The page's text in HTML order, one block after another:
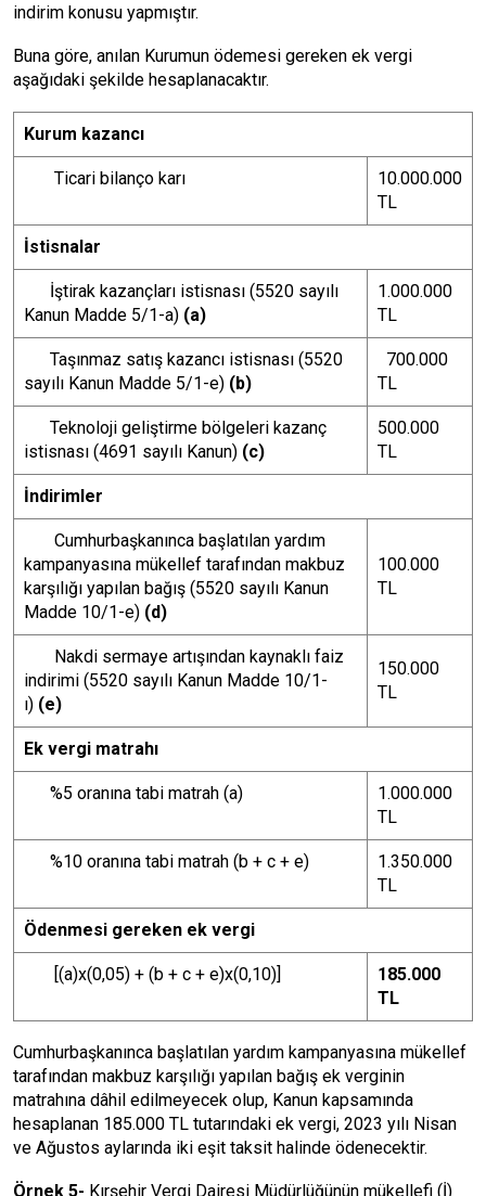
indirim konusu yapmıştır.
Buna göre, anılan Kurumun ödemesi gereken ek vergi
aşağıdaki şekilde hesaplanacaktır.
Kurum kazancı
Ticari bilanço karı
10.000.000
TL
İstisnalar
İştirak kazançları istisnası (5520 sayılı
Kanun Madde 5/1-a) (a)
1.000.000
TL
Taşınmaz satış kazancı istisnası (5520
sayılı Kanun Madde 5/1-e) (b)
700.000
TL
Teknoloji geliştirme bölgeleri kazanç
istisnası (4691 sayılı Kanun) (c)
500.000
TL
İndirimler
Cumhurbaşkanınca başlatılan yardım
kampanyasına mükellef tarafından makbuz
karşılığı yapılan bağış (5520 sayılı Kanun
Madde 10/1-e) (d)
100.000
TL
Nakdi sermaye artışından kaynaklı faiz
indirimi (5520 sayılı Kanun Madde 10/1-
ı) (e)
150.000
TL
Ek vergi matrahı
%5 oranına tabi matrah (a)
1.000.000
TL
%10 oranına tabi matrah (b + c + e)
1.350.000
TL
Ödenmesi gereken ek vergi
[(a)x(0,05) + (b + c + e)x(0,10)]
185.000
TL
Cumhurbaşkanınca başlatılan yardım kampanyasına mükellef
tarafından makbuz karşılığı yapılan bağış ek verginin
matrahına dâhil edilmeyecek olup, Kanun kapsamında
hesaplanan 185.000 TL tutarındaki ek vergi, 2023 yılı Nisan
ve Ağustos aylarında iki eşit taksit halinde ödenecektir.
Örnek 5- Kırşehir Vergi Dairesi Müdürlüğünün mükellefi (İ)